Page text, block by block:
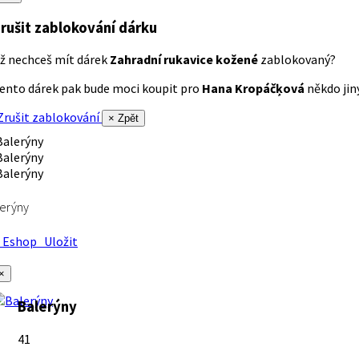
zablokování dárku
nechceš mít dárek Zahradní rukavice kožené zablokovaný?
dárek pak bude moci koupit pro Hana Kropáčķová někdo
zablokování
× Zpět
Uložit
Balerýny
41